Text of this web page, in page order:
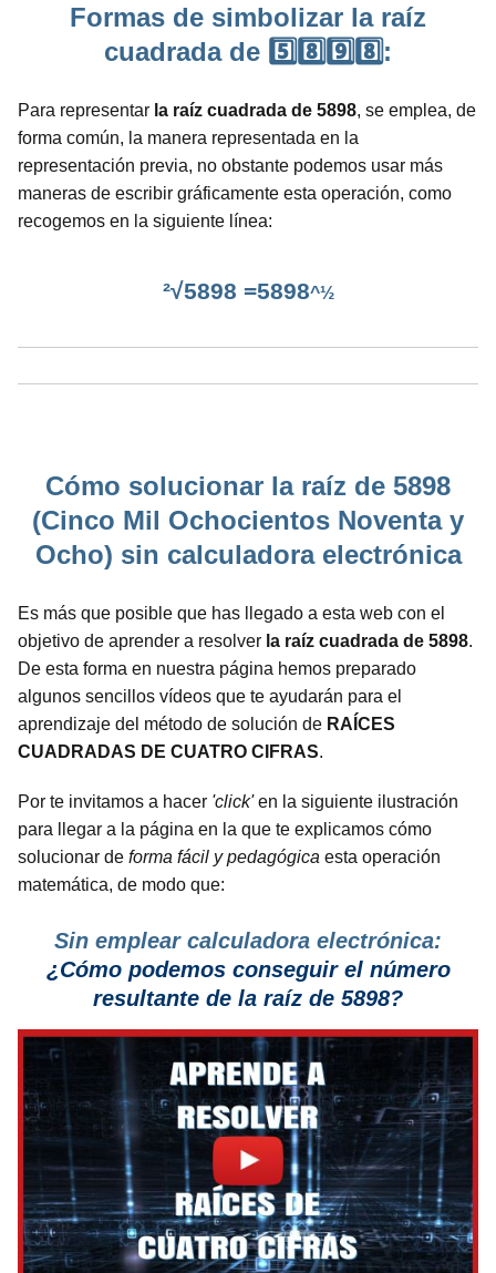
Formas de simbolizar la raíz
cuadrada de 5️⃣8️⃣9️⃣8️⃣:
Para representar la raíz cuadrada de 5898, se emplea, de
forma común, la manera representada en la
representación previa, no obstante podemos usar más
maneras de escribir gráficamente esta operación, como
recogemos en la siguiente línea:
²√5898 =5898^½
Cómo solucionar la raíz de 5898
(Cinco Mil Ochocientos Noventa y
Ocho) sin calculadora electrónica
Es más que posible que has llegado a esta web con el
objetivo de aprender a resolver la raíz cuadrada de 5898.
De esta forma en nuestra página hemos preparado
algunos sencillos vídeos que te ayudarán para el
aprendizaje del método de solución de RAÍCES
CUADRADAS DE CUATRO CIFRAS.
Por te invitamos a hacer 'click'en la siguiente ilustración
para llegar a la página en la que te explicamos cómo
solucionar de forma fácil y pedagógica esta operación
matemática, de modo que:
Sin emplear calculadora electrónica:
¿Cómo podemos conseguir el número
resultante de la raíz de 5898?